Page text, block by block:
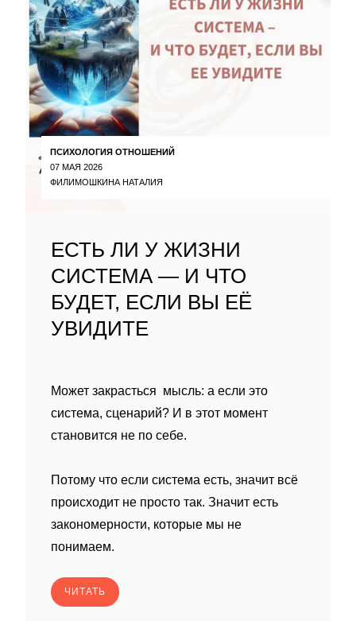
ПСИХОЛОГИЯ ОТНОШЕНИЙ
07 МАЯ 2026
ФИЛИМОШКИНА НАТАЛИЯ
ЕСТЬ ЛИ У ЖИЗНИ
СИСТЕМА — И ЧТО
БУДЕТ, ЕСЛИ ВЫ ЕЁ
УВИДИТЕ
Может закрасться мысль: а если это
система, сценарий? И в этот момент
становится не по себе.
Потому что если система есть, значит всё
происходит не просто так. Значит есть
закономерности, которые мы не
понимаем.
ЧИТАТЬ